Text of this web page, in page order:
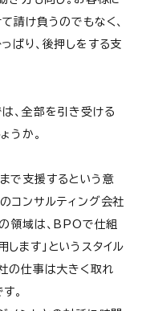
請け負うのでもなく、
ぱり、後押しをする支
、全部を引き受ける
うか。
で支援するという意
コンサルティング会社
領域は、BPOで仕組
ます」というスタイル
の仕事は大きく取れ
。